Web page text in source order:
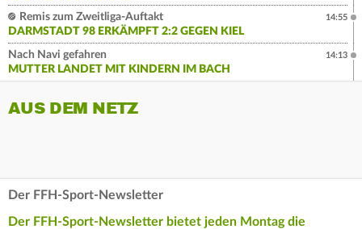
Remis zum Zweitliga-Auftakt
DARMSTADT 98 ERKÄMPFT 2:2 GEGEN KIEL
14:55
Nach Navi gefahren
MUTTER LANDET MIT KINDERN IM BACH
14:13
AUS DEM NETZ
Der FFH-Sport-Newsletter
Der FFH-Sport-Newsletter bietet jeden Montag die